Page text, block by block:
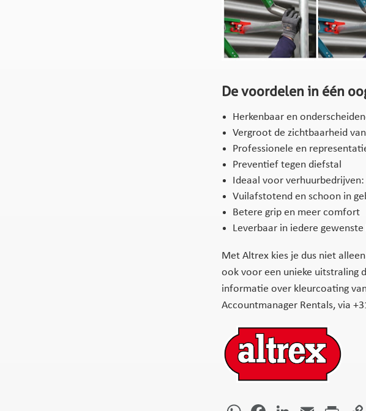
De voordelen in één
Herkenbaar en
Vergroot de zichtbaarheid
Professionele en
Preventief tegen diefstal
Ideaal voor
Vuilafstotend en schoon in
Betere grip en meer comfort
Leverbaar in iedere
Met Altrex kies je dus niet
ook voor een unieke uitstraling
informatie over kleurcoating
Accountmanager Rentals, via